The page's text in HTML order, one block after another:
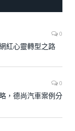
0
紅心靈轉型之路
0
，德尚汽車案例分